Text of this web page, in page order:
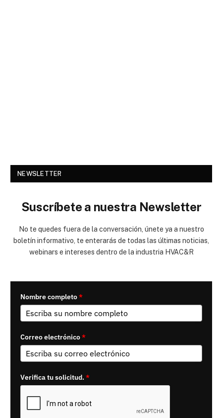
NEWSLETTER
Suscríbete a nuestra Newsletter
No te quedes fuera de la conversación, únete ya a nuestro
boletín informativo, te enterarás de todas las últimas noticias,
webinars e intereses dentro de la industria HVAC&R
Nombre completo*
Correo electrónico*
Verifica tu solicitud.*